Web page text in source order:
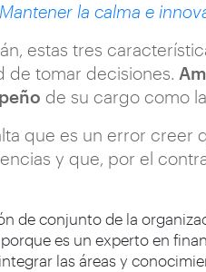
la calma e
estas tres
de tomar decisiones.
de su cargo como
que es un error
y que, por el
de conjunto de la
porque es un experto en
las áreas y